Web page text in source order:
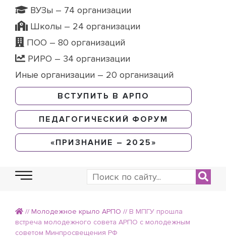
ВУЗы – 74 организации
Школы – 24 организации
ПОО – 80 организаций
РИРО – 34 организации
Иные организации – 20 организаций
ВСТУПИТЬ В АРПО
ПЕДАГОГИЧЕСКИЙ ФОРУМ
«ПРИЗНАНИЕ – 2025»
// Молодежное крыло АРПО // В МПГУ прошла
встреча молодежного совета АРПО с молодежным
советом Минпросвещения РФ